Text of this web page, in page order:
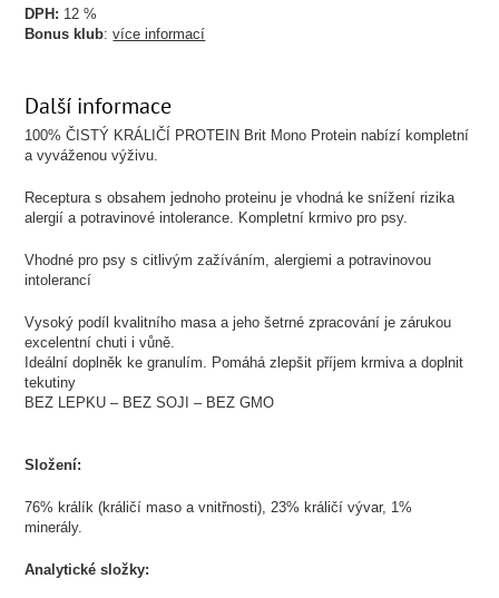
DPH: 12 %
Bonus klub:více informací
Další informace
100% ČISTÝ KRÁLIČÍ PROTEIN Brit Mono Protein nabízí kompletní
a vyváženou výživu.
Receptura s obsahem jednoho proteinu je vhodná ke snížení rizika
alergií a potravinové intolerance. Kompletní krmivo pro psy.
Vhodné pro psy s citlivým zažíváním, alergiemi a potravinovou
intolerancí
Vysoký podíl kvalitního masa a jeho šetrné zpracování je zárukou
excelentní chuti i vůně.
Ideální doplněk ke granulím. Pomáhá zlepšit příjem krmiva a doplnit
tekutiny
BEZ LEPKU – BEZ SOJI – BEZ GMO
Složení:
76% králík (králičí maso a vnitřnosti), 23% králičí vývar, 1%
minerály.
Analytické složky: